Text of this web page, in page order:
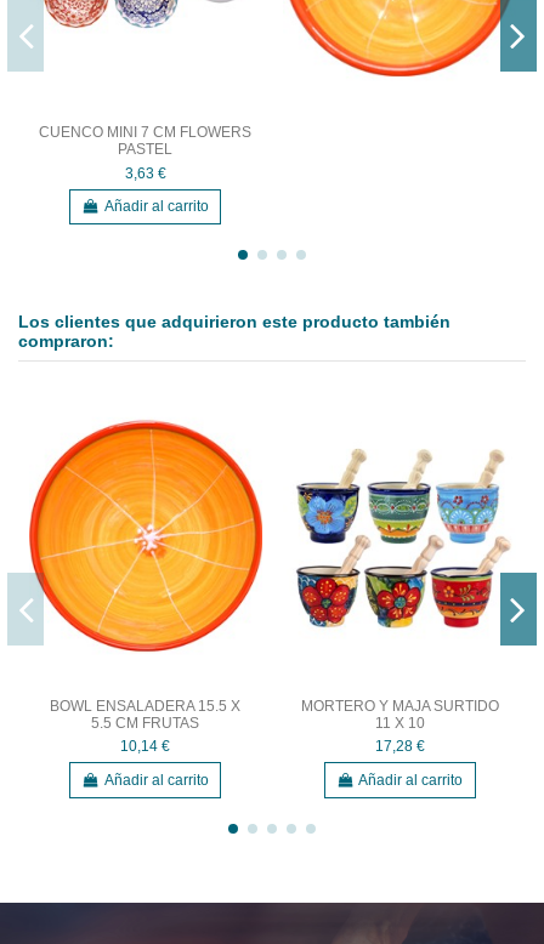
CUENCO MINI 7 CM FLOWERS
PASTEL
3,63 €
Añadir al carrito
Los clientes que adquirieron este producto también
compraron:
BOWL ENSALADERA 15.5 X
5.5 CM FRUTAS
10,14 €
Añadir al carrito
MORTERO Y MAJA SURTIDO
11 X 10
17,28 €
Añadir al carrito